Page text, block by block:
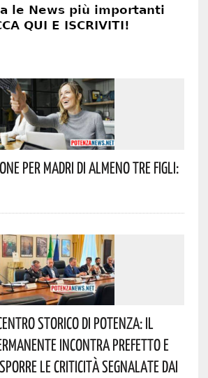
Per Madri Di Almeno Tre Figli:
Storico Di Potenza: Il
Incontra Prefetto E
Le Criticità Segnalate Dai